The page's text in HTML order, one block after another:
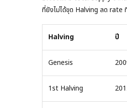
ที่ยังไม่ได้ขุด Halving ลด rate
Halving ปี
Genesis
1st Halving